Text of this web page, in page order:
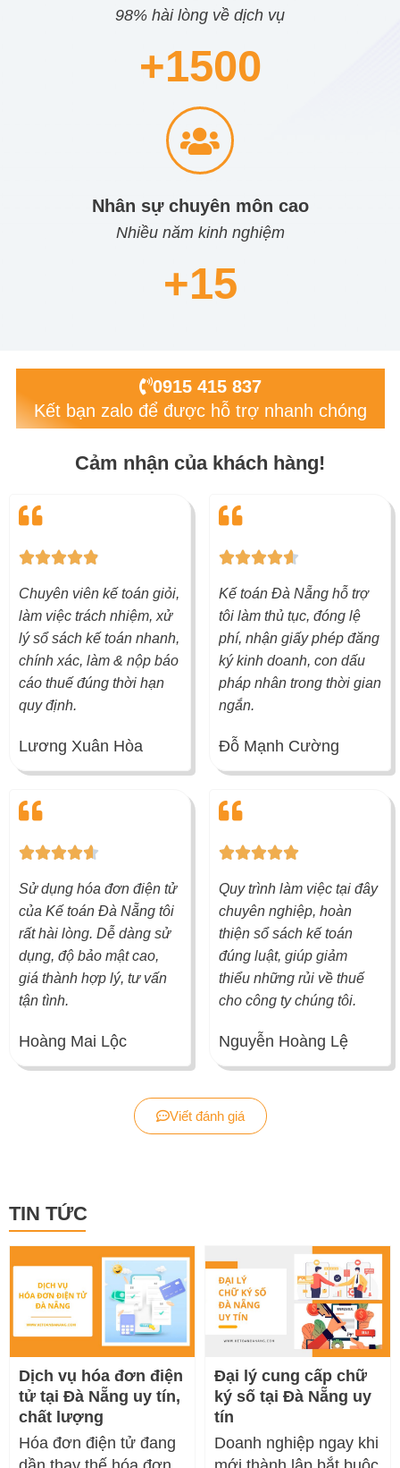
98% hài lòng về dịch vụ
+1500
Nhân sự chuyên môn cao
Nhiều năm kinh nghiệm
+15
0915 415 837
Kết bạn zalo để được hỗ trợ nhanh chóng
Cảm nhận của khách hàng!

9
/
5
Chuyên viên kế toán giỏi,
làm việc trách nhiệm, xử
lý sổ sách kế toán nhanh,
chính xác, làm & nộp báo
cáo thuế đúng thời hạn
quy định.
Lương Xuân Hòa

6
/
5
Kế toán Đà Nẵng hỗ trợ
tôi làm thủ tục, đóng lệ
phí, nhận giấy phép đăng
ký kinh doanh, con dấu
pháp nhân trong thời gian
ngắn.
Đỗ Mạnh Cường

6
/
5
Sử dụng hóa đơn điện tử
của Kế toán Đà Nẵng tôi
rất hài lòng. Dễ dàng sử
dụng, độ bảo mật cao,
giá thành hợp lý, tư vấn
tận tình.
Hoàng Mai Lộc
5
5
Quy trình làm việc tại đây
chuyên nghiệp, hoàn
thiện sổ sách kế toán
đúng luật, giúp giảm
thiểu những rủi về thuế
cho công ty chúng tôi.
Nguyễn Hoàng Lệ
Viết đánh giá
TIN TỨC
Dịch vụ hóa đơn điện
tử tại Đà Nẵng uy tín,
chất lượng
Hóa đơn điện tử đang
Đại lý cung cấp chữ
ký số tại Đà Nẵng uy
tín
Doanh nghiệp ngay khi